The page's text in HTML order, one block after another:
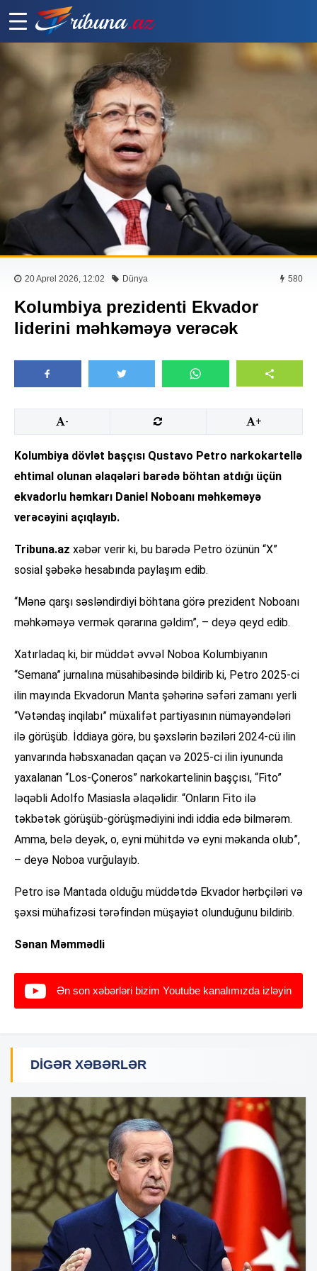
20 Aprel 2026, 12:02 Dünya 580
Kolumbiya prezidenti Ekvador
liderini məhkəməyə verəcək
- +
Kolumbiya dövlət başçısı Qustavo Petro narkokartellə
ehtimal olunan əlaqələri barədə böhtan atdığı üçün
ekvadorlu həmkarı Daniel Noboanı məhkəməyə
verəcəyini açıqlayıb.
Tribuna.az xəbər verir ki, bu barədə Petro özünün “X”
sosial şəbəkə hesabında paylaşım edib.
“Mənə qarşı səsləndirdiyi böhtana görə prezident Noboanı
məhkəməyə vermək qərarına gəldim”, – deyə qeyd edib.
Xatırladaq ki, bir müddət əvvəl Noboa Kolumbiyanın
“Semana” jurnalına müsahibəsində bildirib ki, Petro 2025-ci
ilin mayında Ekvadorun Manta şəhərinə səfəri zamanı yerli
“Vətəndaş inqilabı” müxalifət partiyasının nümayəndələri
ilə görüşüb. İddiaya görə, bu şəxslərin bəziləri 2024-cü ilin
yanvarında həbsxanadan qaçan və 2025-ci ilin iyununda
yaxalanan “Los-Çoneros” narkokartelinin başçısı, “Fito”
ləqəbli Adolfo Masiasla əlaqəlidir. “Onların Fito ilə
təkbətək görüşüb-görüşmədiyini indi iddia edə bilmərəm.
Amma, belə deyək, o, eyni mühitdə və eyni məkanda olub”,
– deyə Noboa vurğulayıb.
Petro isə Mantada olduğu müddətdə Ekvador hərbçiləri və
şəxsi mühafizəsi tərəfindən müşayiət olunduğunu bildirib.
Sənan Məmmədli
Ən son xəbərləri bizim Youtube kanalımızda izləyin
DIGƏR XƏBƏRLƏR